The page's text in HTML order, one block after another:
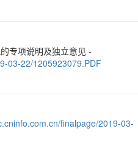
专项说明及独立意见 -
03-22/1205923079.PDF
finalpage/2019-03-